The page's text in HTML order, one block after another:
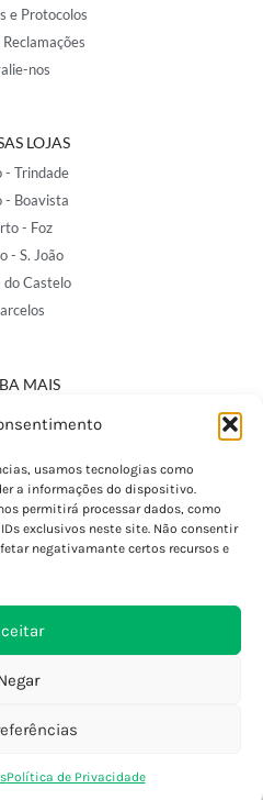
usamos tecnologias como
a informações do dispositivo.
permitirá processar dados, como
exclusivos neste site. Não consentir
negativamante certos recursos e
Política de Privacidade
e Protocolos
nos
LOJAS
- Trindade
- Boavista
- Foz
- S. João
do Castelo
MAIS
Privacidade
e Condições
Frequentes
de Envio
Internacionais
e Trocas